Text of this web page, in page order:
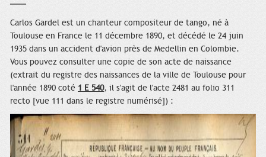
Carlos Gardel est un chanteur compositeur de tango, né à
Toulouse en France le 11 décembre 1890, et décédé le 24 juin
1935 dans un accident d'avion près de Medellin en Colombie.
Vous pouvez consulter une copie de son acte de naissance
(extrait du registre des naissances de la ville de Toulouse pour
l'année 1890 coté 1 E 540, il s'agit de l'acte 2481 au folio 311
recto [vue 111 dans le registre numérisé]) :